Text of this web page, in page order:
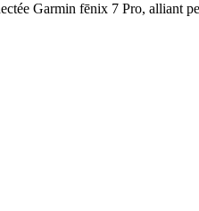
Garmin fēnix 7 Pro, alliant